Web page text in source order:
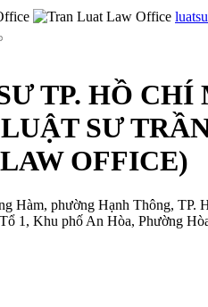
TP. HỒ CHÍ
SƯ
OFFICE)
Hàm, phường Hạnh Thông, TP.
1, Khu phố An Hòa, Phường